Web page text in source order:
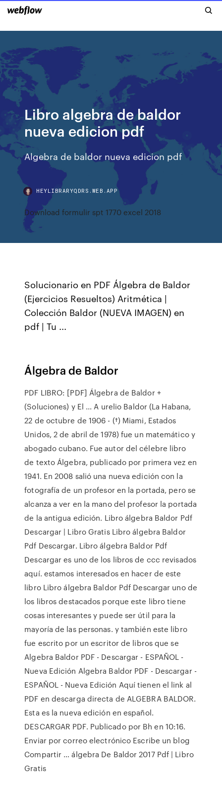
Libro algebra de baldor
nueva edicion pdf
Algebra de baldor nueva edicion pdf
HEYLIBRARYQDRS.WEB.APP
Download formulir spt 1770 excel 2018
Solucionario en PDF Álgebra de Baldor
(Ejercicios Resueltos) Aritmética |
Colección Baldor (NUEVA IMAGEN) en
pdf | Tu ...
Álgebra de Baldor
PDF LIBRO: [PDF] Álgebra de Baldor +
(Soluciones) y El ... A urelio Baldor (La Habana,
22 de octubre de 1906 - (†) Miami, Estados
Unidos, 2 de abril de 1978) fue un matemático y
abogado cubano. Fue autor del célebre libro
de texto Álgebra, publicado por primera vez en
1941. En 2008 salió una nueva edición con la
fotografía de un profesor en la portada, pero se
alcanza a ver en la mano del profesor la portada
de la antigua edición. Libro álgebra Baldor Pdf
Descargar | Libro Gratis Libro álgebra Baldor
Pdf Descargar. Libro álgebra Baldor Pdf
Descargar es uno de los libros de ccc revisados
aquí. estamos interesados en hacer de este
libro Libro álgebra Baldor Pdf Descargar uno de
los libros destacados porque este libro tiene
cosas interesantes y puede ser útil para la
mayoría de las personas. y también este libro
fue escrito por un escritor de libros que se
Algebra Baldor PDF - Descargar - ESPAÑOL -
Nueva Edición Algebra Baldor PDF - Descargar -
ESPAÑOL - Nueva Edición Aquí tienen el link al
PDF en descarga directa de ALGEBRA BALDOR.
Esta es la nueva edición en español.
DESCARGAR PDF. Publicado por Bh en 10:16.
Enviar por correo electrónico Escribe un blog
Compartir … álgebra De Baldor 2017 Pdf | Libro
Gratis